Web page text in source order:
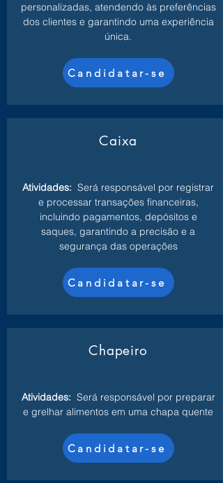
personalizadas, atendendo às preferências
dos clientes e garantindo uma experiência
única.
Candidatar-se
Caixa
Atividades: Será responsável por registrar
e processar transações financeiras,
incluindo pagamentos, depósitos e
saques, garantindo a precisão e a
segurança das operações
Candidatar-se
Chapeiro
Atividades: Será responsável por preparar
e grelhar alimentos em uma chapa quente
Candidatar-se